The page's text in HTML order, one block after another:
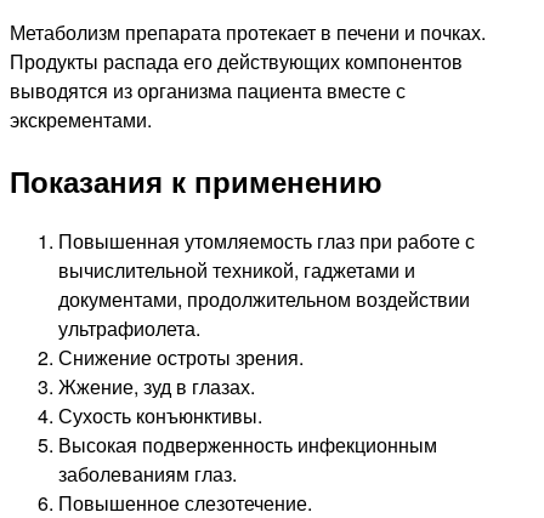
Метаболизм препарата протекает в печени и почках.
Продукты распада его действующих компонентов
выводятся из организма пациента вместе с
экскрементами.
Показания к применению
Повышенная утомляемость глаз при работе с
вычислительной техникой, гаджетами и
документами, продолжительном воздействии
ультрафиолета.
Снижение остроты зрения.
Жжение, зуд в глазах.
Сухость конъюнктивы.
Высокая подверженность инфекционным
заболеваниям глаз.
Повышенное слезотечение.